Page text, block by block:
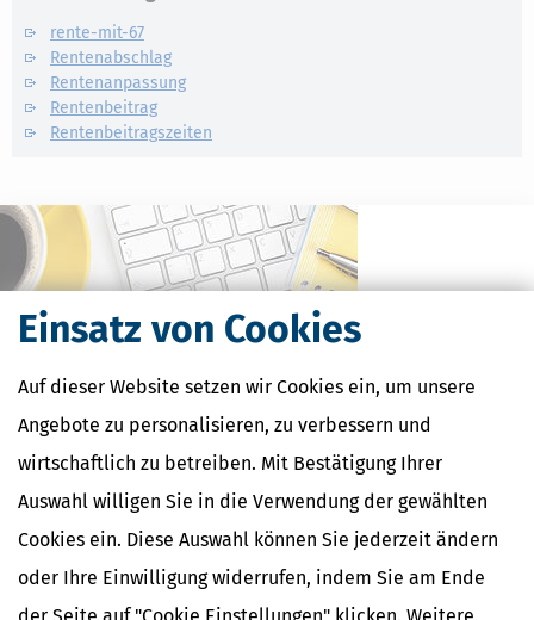
Einsatz von Cookies
Auf dieser Website setzen wir Cookies ein, um unsere
Angebote zu personalisieren, zu verbessern und
wirtschaftlich zu betreiben. Mit Bestätigung Ihrer
Auswahl willigen Sie in die Verwendung der gewählten
Cookies ein. Diese Auswahl können Sie jederzeit ändern
oder Ihre Einwilligung widerrufen, indem Sie am Ende
der Seite auf "Cookie Einstellungen" klicken. Weitere
rente-mit-67
Rentenabschlag
Rentenanpassung
Rentenbeitrag
Rentenbeitragszeiten
Absenden
Steuertipps